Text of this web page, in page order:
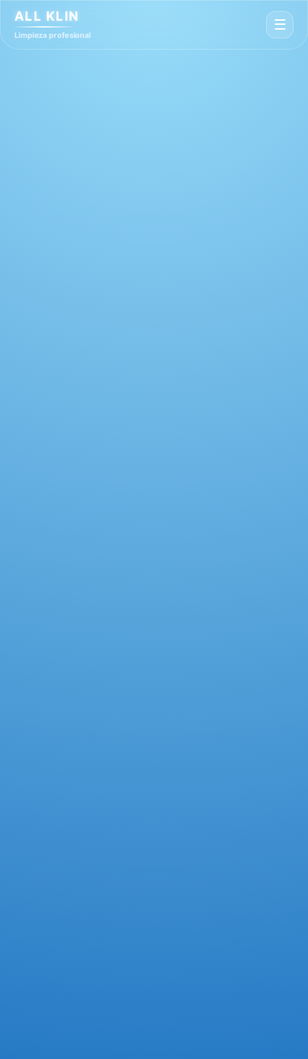
ALL KLIN
Limpieza profesional
☰